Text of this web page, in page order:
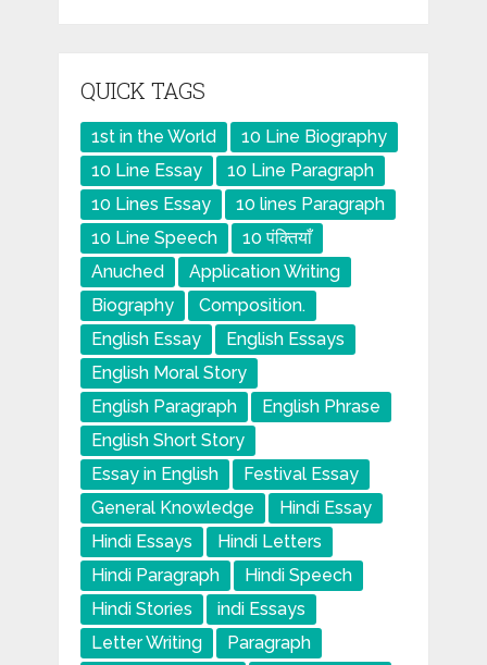
QUICK TAGS
1st in the World
10 Line Biography
10 Line Essay
10 Line Paragraph
10 Lines Essay
10 lines Paragraph
10 Line Speech
10 पंक्तियाँ
Anuched
Application Writing
Biography
Composition.
English Essay
English Essays
English Moral Story
English Paragraph
English Phrase
English Short Story
Essay in English
Festival Essay
General Knowledge
Hindi Essay
Hindi Essays
Hindi Letters
Hindi Paragraph
Hindi Speech
Hindi Stories
indi Essays
Letter Writing
Paragraph